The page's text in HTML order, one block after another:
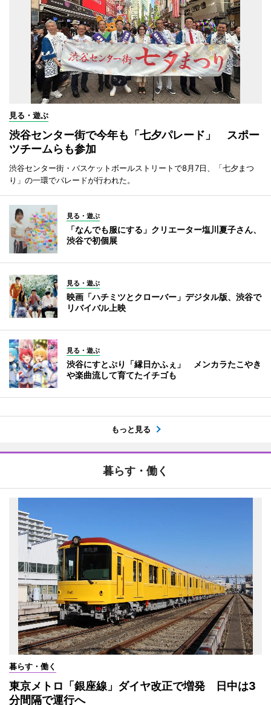
見る・遊ぶ
渋谷センター街で今年も「七夕パレード」 スポー
ツチームらも参加
渋谷センター街・バスケットボールストリートで8月7日、「七夕まつ
り」の一環でパレードが行われた。
見る・遊ぶ
「なんでも服にする」クリエーター塩川夏子さん、
渋谷で初個展
見る・遊ぶ
映画「ハチミツとクローバー」デジタル版、渋谷で
リバイバル上映
見る・遊ぶ
渋谷にすとぷり「縁日かふぇ」 メンカラたこやき
や楽曲流して育てたイチゴも
もっと見る
暮らす・働く
暮らす・働く
東京メトロ「銀座線」ダイヤ改正で増発 日中は3
分間隔で運行へ